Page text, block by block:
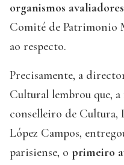
organismos avaliadores
Comité de Patrimonio
ao respecto.
Precisamente, a
Cultural lembrou que,
conselleiro de Cultura,
López Campos,
parisiense, o primeiro